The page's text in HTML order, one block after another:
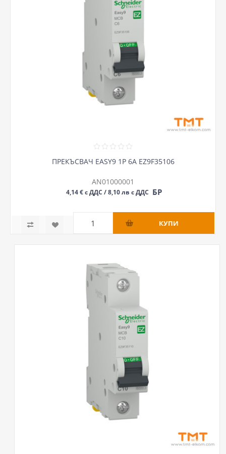
ПРЕКЪСВАЧ EASY9 1P 6А EZ9F35106
AN01000001
4,14 € с ДДС / 8,10 лв с ДДС БР